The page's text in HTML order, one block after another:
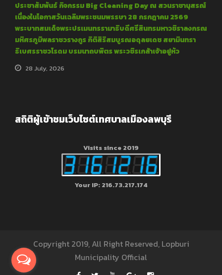
ประชาสัมพันธ์ กิจกรรม Big Cleaning Day ณ สวนราชานุสรณ์
เนื่องในโอกาสวันเฉลิมพระชนมพรรษา 28 กรกฎาคม 2569
พระบาทสมเด็จพระปรเมนทรรามาธิบดีศรีสินทรมหาวชิราลงกรณ
มหิศรภูมิพลราชวรางกูร กิติสิริสมบูรณอดุลยเดช สยามินทรา
ธิเบศรราชวโรดม บรมนาถบพิตร พระวชิรเกล้าเจ้าอยู่หัว
28 July, 2026
สถิติผู้เข้าชมเว็บไซต์เทศบาลเมืองลพบุรี
Visits since 2019
Your IP: 216.73.217.174
Copyright 2019, All Right Reserved, Lopburi
Municipality Official